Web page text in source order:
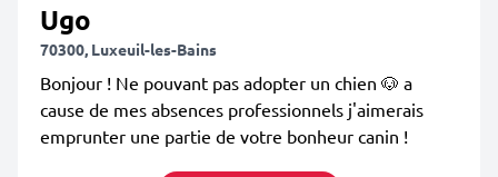
Ugo
70300, Luxeuil-les-Bains
Bonjour ! Ne pouvant pas adopter un chien 🐶 a
cause de mes absences professionnels j'aimerais
emprunter une partie de votre bonheur canin !